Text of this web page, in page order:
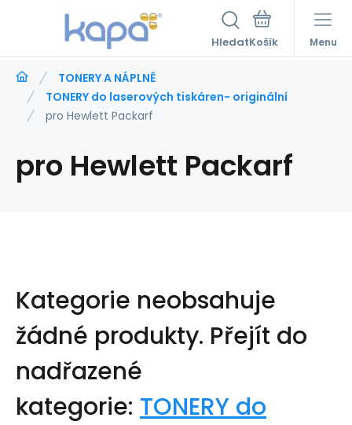
Hledat Menu
TONERY A NÁPLNĚ
TONERY do laserových tiskáren- originální
pro Hewlett Packarf
pro Hewlett Packarf
Kategorie neobsahuje
žádné produkty. Přejít do
nadřazené
kategorie: TONERY do